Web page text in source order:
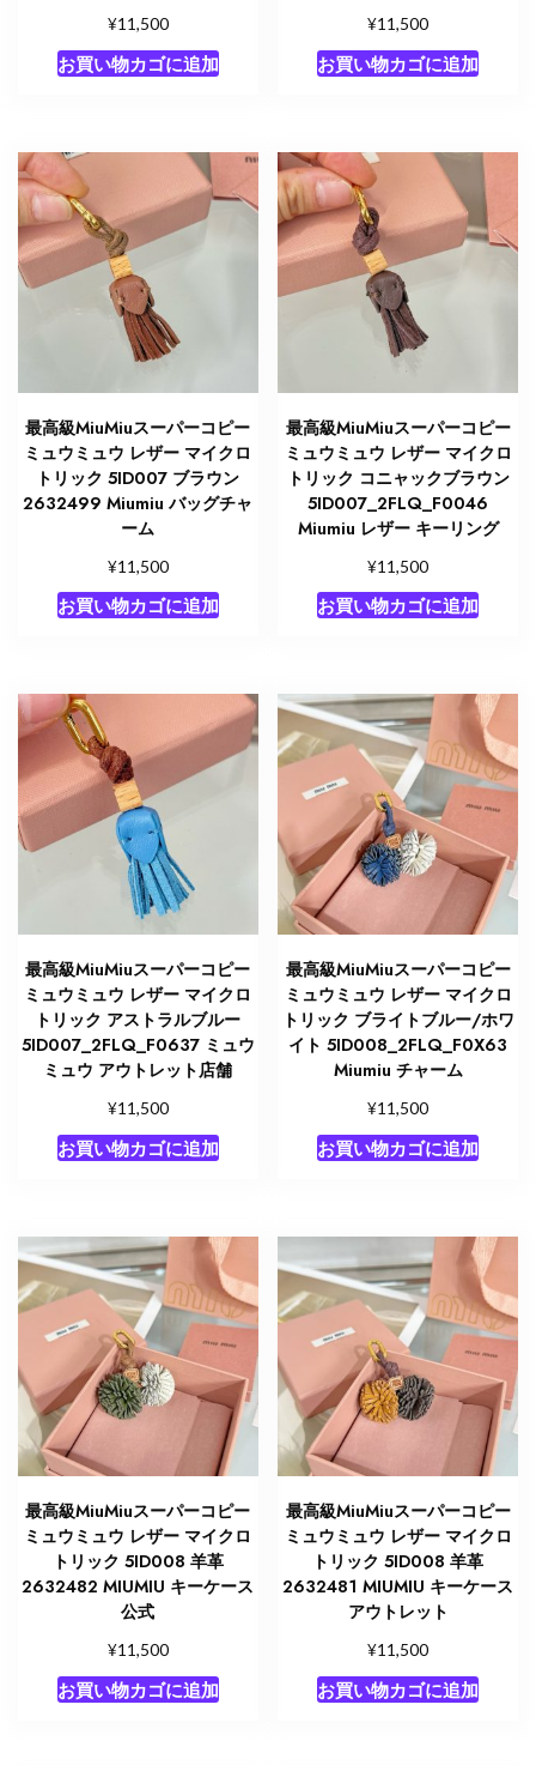
¥11,500
お買い物カゴに追加
¥11,500
お買い物カゴに追加
最高級MiuMiuスーパーコピー
ミュウミュウ レザー マイクロ
トリック 5ID007 ブラウン
2632499 Miumiu バッグチャ
ーム
¥11,500
お買い物カゴに追加
最高級MiuMiuスーパーコピー
ミュウミュウ レザー マイクロ
トリック コニャックブラウン
5ID007_2FLQ_F0046
Miumiu レザー キーリング
¥11,500
お買い物カゴに追加
最高級MiuMiuスーパーコピー
ミュウミュウ レザー マイクロ
トリック アストラルブルー
5ID007_2FLQ_F0637 ミュウ
ミュウ アウトレット店舗
¥11,500
お買い物カゴに追加
最高級MiuMiuスーパーコピー
ミュウミュウ レザー マイクロ
トリック ブライトブルー/ホワ
イト 5ID008_2FLQ_F0X63
Miumiu チャーム
¥11,500
お買い物カゴに追加
最高級MiuMiuスーパーコピー
ミュウミュウ レザー マイクロ
トリック 5ID008 羊革
2632482 MIUMIU キーケース
公式
¥11,500
お買い物カゴに追加
最高級MiuMiuスーパーコピー
ミュウミュウ レザー マイクロ
トリック 5ID008 羊革
2632481 MIUMIU キーケース
アウトレット
¥11,500
お買い物カゴに追加